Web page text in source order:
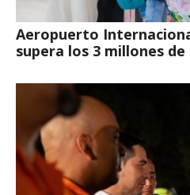
Aeropuerto
supera los 3 millones